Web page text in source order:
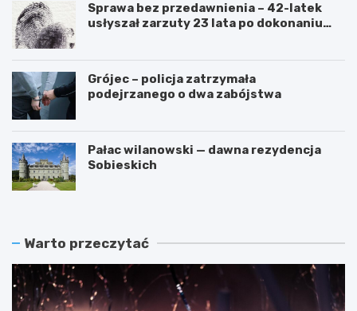
Sprawa bez przedawnienia – 42-latek
usłyszał zarzuty 23 lata po dokonaniu
Grójec – policja zatrzymała
podejrzanego o dwa zabójstwa
Pałac wilanowski — dawna rezydencja
Sobieskich
Warto przeczytać